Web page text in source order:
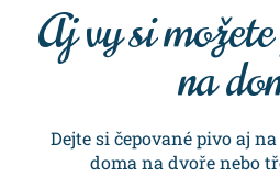
Aj vy si
na
Dejte si čepované pivo aj
doma na dvoře nebo